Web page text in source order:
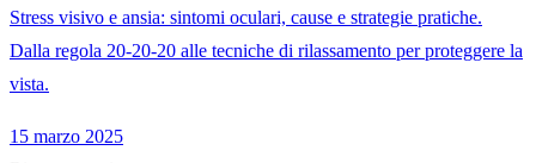
Stress visivo e ansia: sintomi oculari, cause e strategie pratiche.
Dalla regola 20-20-20 alle tecniche di rilassamento per proteggere la
vista.
15 marzo 2025